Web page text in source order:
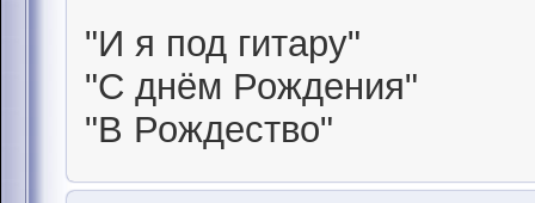
"И я под гитару"
"С днём Рождения"
"В Рождество"